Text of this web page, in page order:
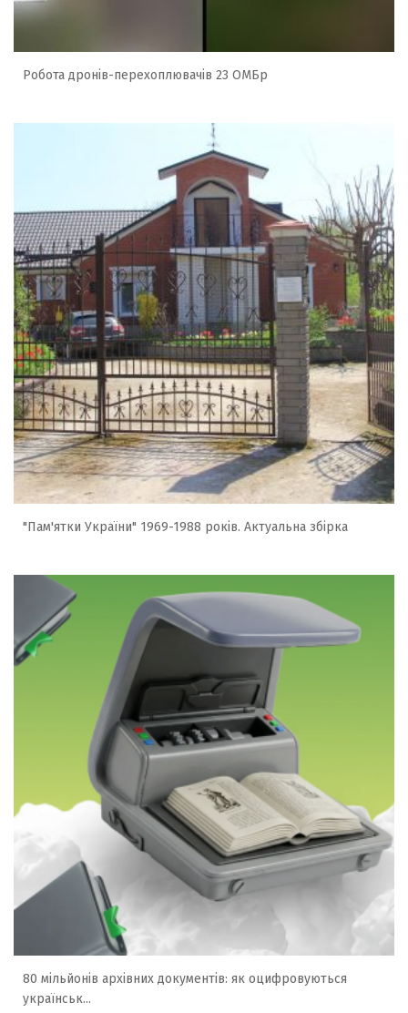
Робота дронів-перехоплювачів 23 ОМБр
"Пам'ятки України" 1969-1988 років. Актуальна збірка
80 мільйонів архівних документів: як оцифровуються
українськ...